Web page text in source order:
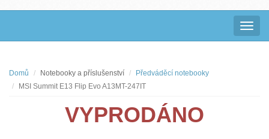
Domů Notebooky a příslušenství
Předváděcí notebooky
MSI Summit E13 Flip Evo A13MT-247IT
VYPRODÁNO